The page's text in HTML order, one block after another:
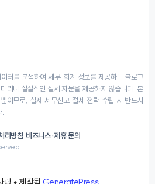
터를 분석하여 세무·회계 정보를 제공하는 블로그
리나 실질적인 절세 자문을 제공하지 않습니다. 본
이므로, 실제 세무신고·절세 전략 수립 시 반드시
리방침|비즈니스·제휴 문의